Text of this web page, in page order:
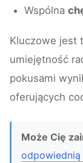
Wspólna
Kluczowe jest
umiejętność
pokusami
oferujących
Może Cię
odpowiednią